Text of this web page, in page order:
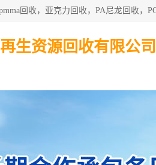
生资源回收有限公司